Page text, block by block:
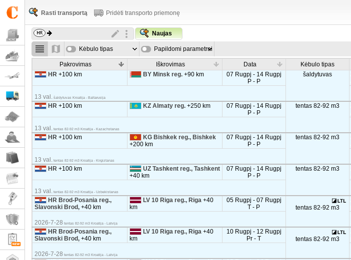
Rasti transportą Pridėti transporto priemonę
Naujas
Kėbulo tipas Papildomi parametrai
Pakrovimas Iškrovimas Data Kėbulo tipas
HR +100 km BY Minsk reg. +90 km
07 Rugpj - 14 Rugpj
P - P
šaldytuvas
13 val. šaldytuvas Kroatija - Baltarusija
HR +100 km KZ Almaty reg. +250 km
07 Rugpj - 14 Rugpj
P - P
tentas 82-92 m3
13 val. tentas 82-92 m3 Kroatija - Kazachstanas
HR +100 km
KG Bishkek reg., Bishkek
+200 km
07 Rugpj - 14 Rugpj
P - P
tentas 82-92 m3
13 val. tentas 82-92 m3 Kroatija - Kirgiztanas
HR +100 km
UZ Tashkent reg., Tashkent
+40 km
07 Rugpj - 14 Rugpj
P - P
tentas 82-92 m3
13 val. tentas 82-92 m3 Kroatija - Uzbekistanas
HR Brod-Posania reg.,
Slavonski Brod, +40 km
LV 10 Riga reg., Riga +40
km
05 Rugpj - 07 Rugpj
T - P
tentas 82-92 m3
2026-7-28 tentas 82-92 m3 Kroatija - Latvija
HR Brod-Posania reg.,
Slavonski Brod, +40 km
LV 10 Riga reg., Riga +40
km
10 Rugpj - 12 Rugpj
Pr - T
tentas 82-92 m3
2026-7-28 tentas 82-92 m3 Kroatija - Latvija